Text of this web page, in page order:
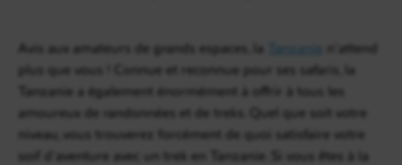
Avis aux amateurs de grands espaces, la Tanzanie
n’attend
plus que vous ! Connue et reconnue pour ses safaris, la
Tanzanie a également énormément à offrir à tous les
amoureux de randonnées et de treks. Quel que soit votre
niveau, vous trouverez forcément de quoi satisfaire votre
soif d’aventure avec un trek en Tanzanie. Si vous êtes à la